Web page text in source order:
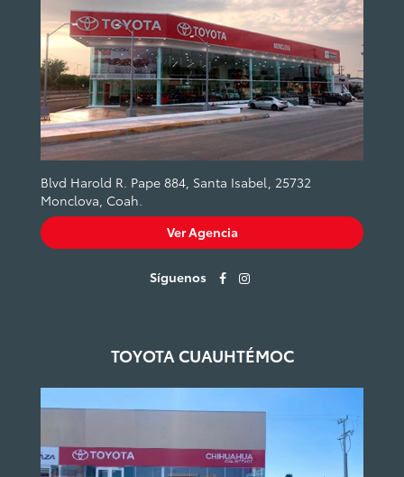
Blvd Harold R. Pape 884, Santa Isabel, 25732
Monclova, Coah.
Ver Agencia
Síguenos
TOYOTA CUAUHTÉMOC